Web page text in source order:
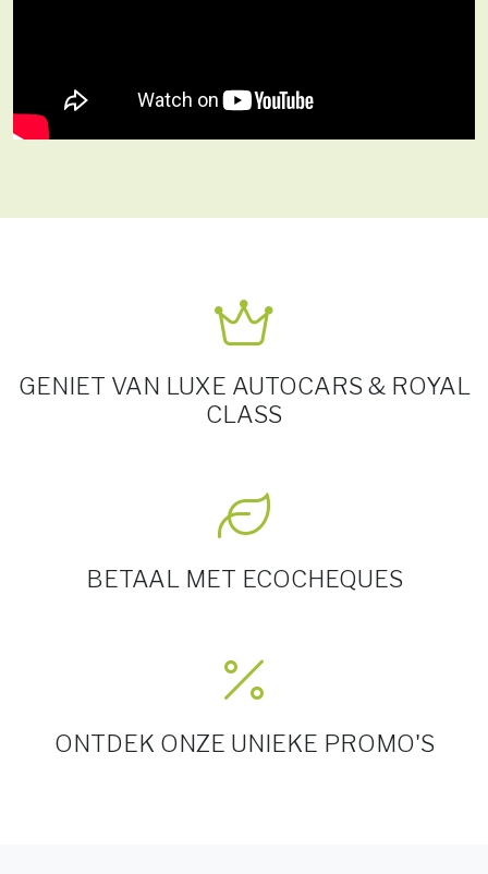
GENIET VAN LUXE AUTOCARS & ROYAL
CLASS
BETAAL MET ECOCHEQUES
ONTDEK ONZE UNIEKE PROMO'S